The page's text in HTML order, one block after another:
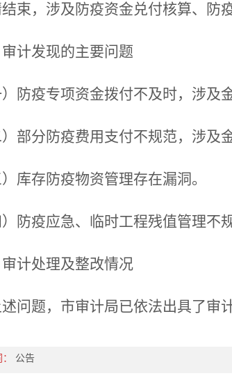
束，涉及防疫资金兑付核算、防
计发现的主要问题
）防疫专项资金拨付不及时，涉及
）部分防疫费用支付不规范，涉及
）库存防疫物资管理存在漏洞。
）防疫应急、临时工程残值管理不
计处理及整改情况
问题，市审计局已依法出具了审
公告